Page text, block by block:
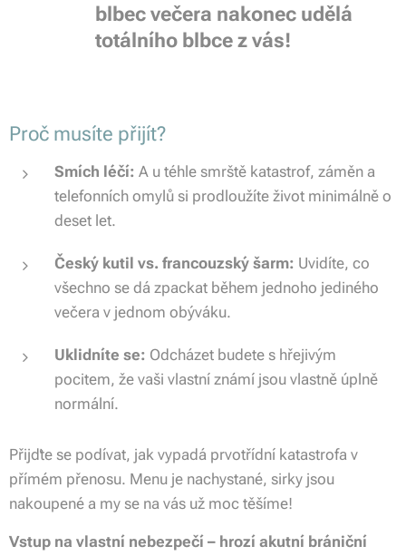
blbec večera nakonec udělá
totálního blbce z vás!
Proč musíte přijít?
Smích léčí: A u téhle smrště katastrof, záměn a
telefonních omylů si prodloužíte život minimálně o
deset let.
Český kutil vs. francouzský šarm: Uvidíte, co
všechno se dá zpackat během jednoho jediného
večera v jednom obýváku.
Uklidníte se: Odcházet budete s hřejivým
pocitem, že vaši vlastní známí jsou vlastně úplně
normální.
Přijďte se podívat, jak vypadá prvotřídní katastrofa v
přímém přenosu. Menu je nachystané, sirky jsou
nakoupené a my se na vás už moc těšíme!
Vstup na vlastní nebezpečí – hrozí akutní brániční